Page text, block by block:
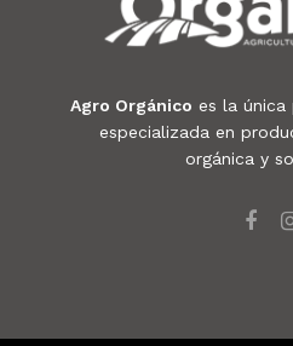
Agro Orgánico es la única
especializada en
orgánica y